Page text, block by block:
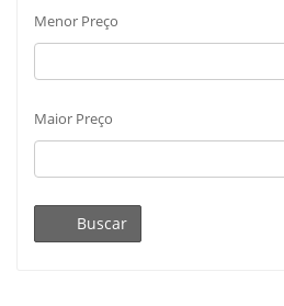
Menor Preço
Maior Preço
Buscar